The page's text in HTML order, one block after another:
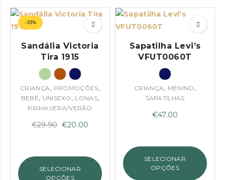
–33%
Sandália Victoria
Tira 1915
CRIANÇA, PROMOÇÕES,
BEBÉ, UNISEXO , LONAS,
PRIMAVERA/VERÃO
€29.90 O
€29.90.
€20.00
é:
€20.00.
SELECIONAR
OPÇÕES
Sapatilha Levi’s
VFUT0060T
CRIANÇA, MENINO ,
SAPATILHAS
€47.00
SELECIONAR
OPÇÕES